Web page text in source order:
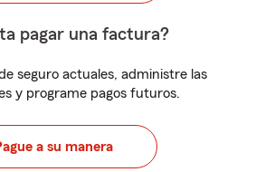
pagar una factura?
seguro actuales, administre las
y programe pagos futuros.
a su manera